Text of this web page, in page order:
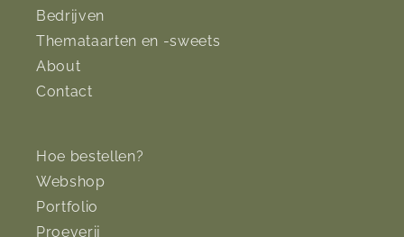
Bedrijven
Themataarten en -sweets
About
Contact
Hoe bestellen?
Webshop
Portfolio
Proeverij